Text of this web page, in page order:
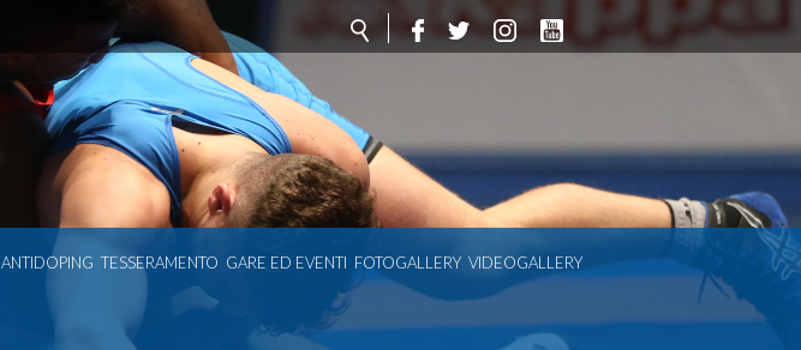
ANTIDOPING TESSERAMENTO GARE ED EVENTI FOTOGALLERY VIDEOGALLERY